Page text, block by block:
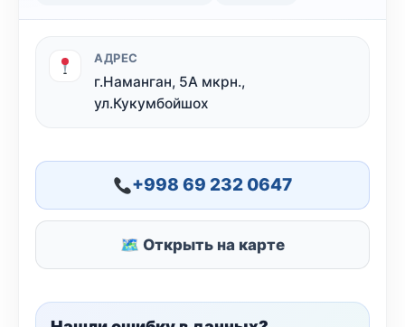
АДРЕС
г.Наманган, 5А мкрн.,
ул.Кукумбойшох
+998 69 232 0647
🗺 Открыть на карте